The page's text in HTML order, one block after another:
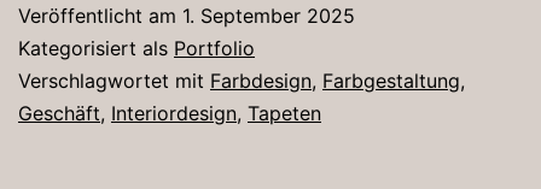
Veröffentlicht am 1. September 2025
Kategorisiert als Portfolio
Verschlagwortet mit Farbdesign, Farbgestaltung,
Geschäft, Interiordesign, Tapeten